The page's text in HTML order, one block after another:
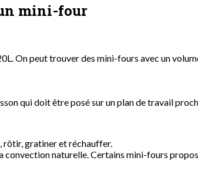
mini-four
On peut trouver des mini-fours avec un
qui doit être posé sur un plan de travail
rôtir, gratiner et réchauffer.
convection naturelle. Certains mini-fours